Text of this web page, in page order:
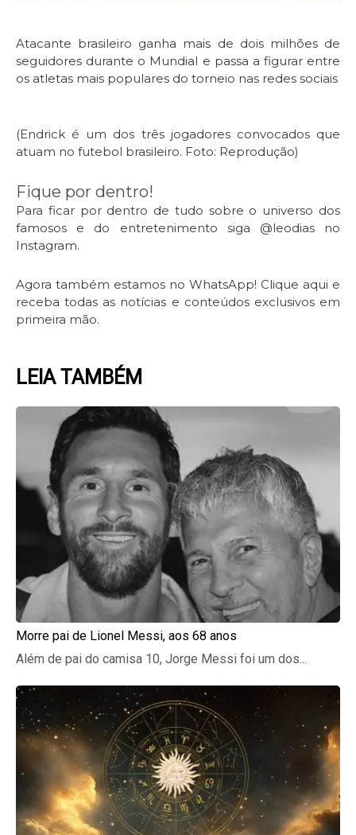
Atacante brasileiro ganha mais de dois milhões de
seguidores durante o Mundial e passa a figurar entre
os atletas mais populares do torneio nas redes sociais
(Endrick é um dos três jogadores convocados que
atuam no futebol brasileiro. Foto: Reprodução)
Fique por dentro!
Para ficar por dentro de tudo sobre o universo dos
famosos e do entretenimento siga @leodias no
Instagram.
Agora também estamos no WhatsApp! Clique aqui e
receba todas as notícias e conteúdos exclusivos em
primeira mão.
LEIA TAMBÉM
Morre pai de Lionel Messi, aos 68 anos
Além de pai do camisa 10, Jorge Messi foi um dos...
PagePage